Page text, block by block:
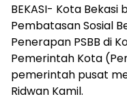
BEKASI- Kota
Pembatasan Sosial
Penerapan PSBB di
Pemerintah Kota
pemerintah pusat
Ridwan Kamil.